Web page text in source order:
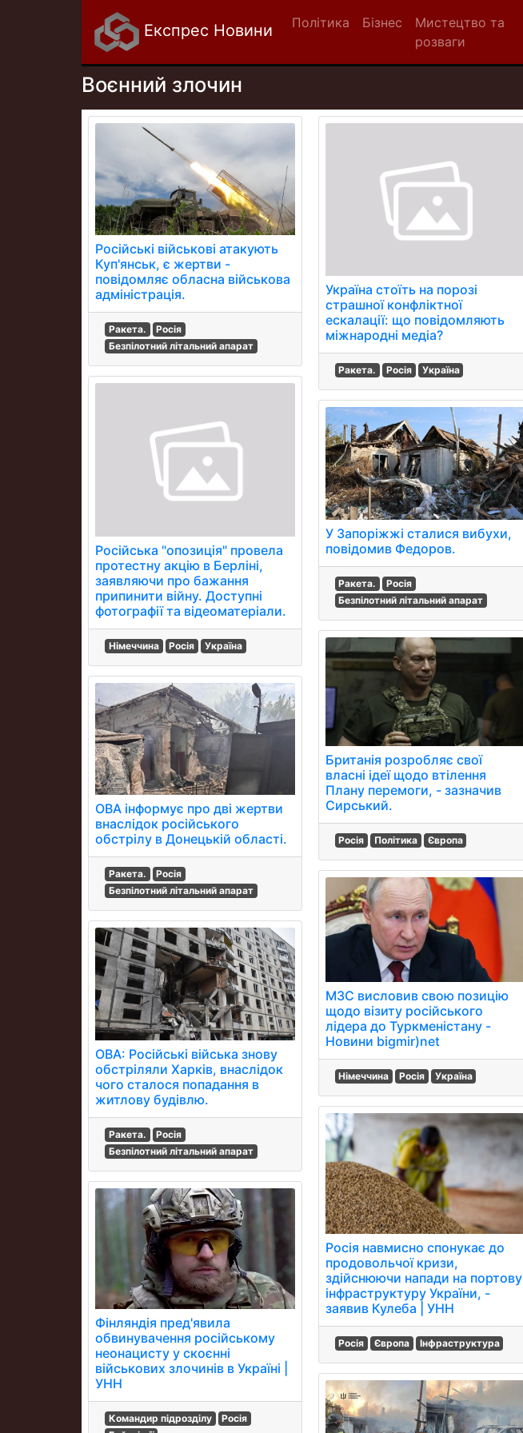
Експрес Новини Політика Бізнес
Мистецтво та
розваги
Воєнний злочин
Російські військові атакують
Куп'янськ, є жертви -
повідомляє обласна військова
адміністрація.
Ракета.
Росія
Безпілотний літальний апарат
Російська "опозиція" провела
протестну акцію в Берліні,
заявляючи про бажання
припинити війну. Доступні
фотографії та відеоматеріали.
Німеччина Росія Україна
ОВА інформує про дві жертви
внаслідок російського
обстрілу в Донецькій області.
Ракета.
Росія
Безпілотний літальний апарат
ОВА: Російські війська знову
обстріляли Харків, внаслідок
чого сталося попадання в
житлову будівлю.
Ракета.
Росія
Безпілотний літальний апарат
Фінляндія пред'явила
обвинувачення російському
неонацисту у скоєнні
військових злочинів в Україні |
УНН
Командир підрозділу
Росія
Україна стоїть на порозі
страшної конфліктної
ескалації: що повідомляють
міжнародні медіа?
Ракета. Росія Україна
У Запоріжжі сталися вибухи,
повідомив Федоров.
Ракета.
Росія
Безпілотний літальний апарат
Британія розробляє свої
власні ідеї щодо втілення
Плану перемоги, - зазначив
Сирський.
Росія Політика Європа
МЗС висловив свою позицію
щодо візиту російського
лідера до Туркменістану -
Новини bigmir)net
Німеччина Росія Україна
Росія навмисно спонукає до
продовольчої кризи,
здійснюючи напади на портову
інфраструктуру України, -
заявив Кулеба | УНН
Росія Європа Інфраструктура